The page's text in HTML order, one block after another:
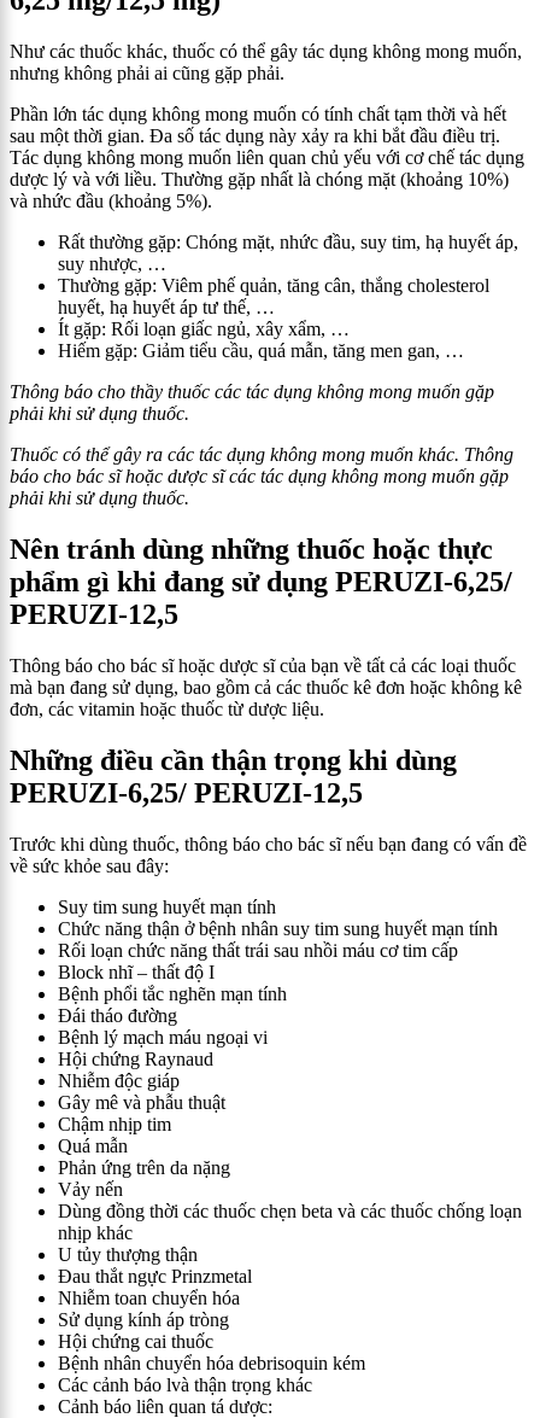
Như các thuốc khác, thuốc có thể gây tác dụng không mong muốn,
nhưng không phải ai cũng gặp phải.
Phần lớn tác dụng không mong muốn có tính chất tạm thời và hết
sau một thời gian. Đa số tác dụng này xảy ra khi bắt đầu điều trị.
Tác dụng không mong muốn liên quan chủ yếu với cơ chế tác dụng
dược lý và với liều. Thường gặp nhất là chóng mặt (khoảng 10%)
và nhức đầu (khoảng 5%).
Rất thường gặp: Chóng mặt, nhức đầu, suy tim, hạ huyết áp,
suy nhược, …
Thường gặp: Viêm phế quản, tăng cân, thắng cholesterol
huyết, hạ huyết áp tư thế, …
Ít gặp: Rối loạn giấc ngủ, xây xẩm, …
Hiếm gặp: Giảm tiểu cầu, quá mẫn, tăng men gan, …
Thông báo cho thầy thuốc các tác dụng không mong muốn gặp
phải khi sử dụng thuốc.
Thuốc có thể gây ra các tác dụng không mong muốn khác. Thông
báo cho bác sĩ hoặc dược sĩ các tác dụng không mong muốn gặp
phải khi sử dụng thuốc.
Nên tránh dùng những thuốc hoặc thực
phẩm gì khi đang sử dụng PERUZI-6,25/
PERUZI-12,5
Thông báo cho bác sĩ hoặc dược sĩ của bạn về tất cả các loại thuốc
mà bạn đang sử dụng, bao gồm cả các thuốc kê đơn hoặc không kê
đơn, các vitamin hoặc thuốc từ dược liệu.
Những điều cần thận trọng khi dùng
PERUZI-6,25/ PERUZI-12,5
Trước khi dùng thuốc, thông báo cho bác sĩ nếu bạn đang có vấn đề
về sức khỏe sau đây:
Suy tim sung huyết mạn tính
Chức năng thận ở bệnh nhân suy tim sung huyết mạn tính
Rối loạn chức năng thất trái sau nhồi máu cơ tim cấp
Block nhĩ – thất độ I
Bệnh phổi tắc nghẽn mạn tính
Đái tháo đường
Bệnh lý mạch máu ngoại vi
Hội chứng Raynaud
Nhiễm độc giáp
Gây mê và phẫu thuật
Chậm nhịp tim
Quá mẫn
Phản ứng trên da nặng
Vảy nến
Dùng đồng thời các thuốc chẹn beta và các thuốc chống loạn
nhịp khác
U tủy thượng thận
Đau thắt ngực Prinzmetal
Nhiễm toan chuyển hóa
Sử dụng kính áp tròng
Hội chứng cai thuốc
Bệnh nhân chuyển hóa debrisoquin kém
Các cảnh báo lvà thận trọng khác
Cảnh báo liên quan tá dược: